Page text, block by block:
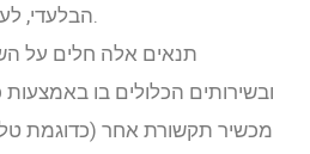
תנאים אלה חלים על
ובשירותים הכלולים בו
מכשיר תקשורת אחר (כדוגמת